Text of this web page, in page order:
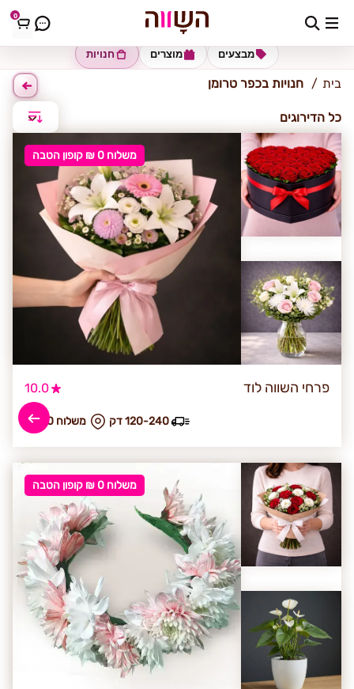
0 כפר טרומן
חנויות מוצרים מבצעים
בית חנויות בכפר טרומן
כל הדירוגים
משלוח 0 ₪ קופון הטבה
פרחי השווה לוד 10.0
₪ משלוח 50 120-240 דק
משלוח 0 ₪ קופון הטבה